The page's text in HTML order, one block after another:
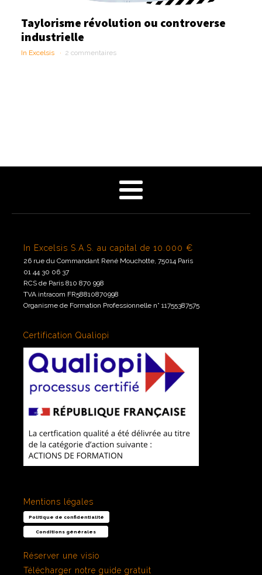
Taylorisme révolution ou controverse
industrielle
In Excelsis 2 commentaires
In Excelsis S.A.S. au capital de 10.000 €
26 rue du Commandant René Mouchotte, 75014 Paris
01 44 30 06 37
RCS de Paris 810 870 998
TVA intracom FR58810870998
Organisme de Formation Professionnelle n° 11755387575
Certification Qualiopi
Mentions légales
Politique de confidentialité
Conditions générales
Réserver une visio
Télécharger notre guide gratuit